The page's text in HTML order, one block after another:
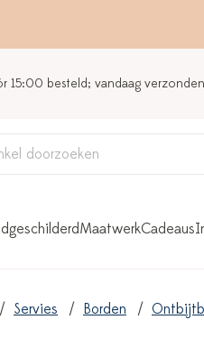
15:00 besteld; vandaag verzonden
MaatwerkCadeaus
Servies Borden